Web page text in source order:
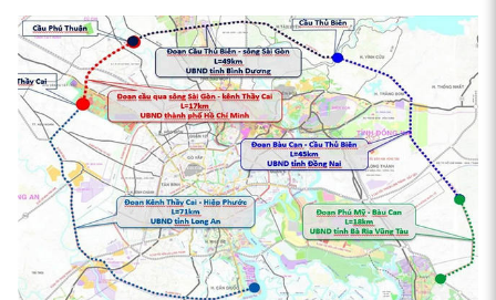
quỹ đất bán ngập hồ Dầu Tiếng.